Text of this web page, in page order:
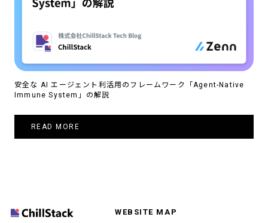
安全な AI エージェント利活用のフレームワーク「Agent-Native
Immune System」の解説
READ MORE
WEBSITE MAP